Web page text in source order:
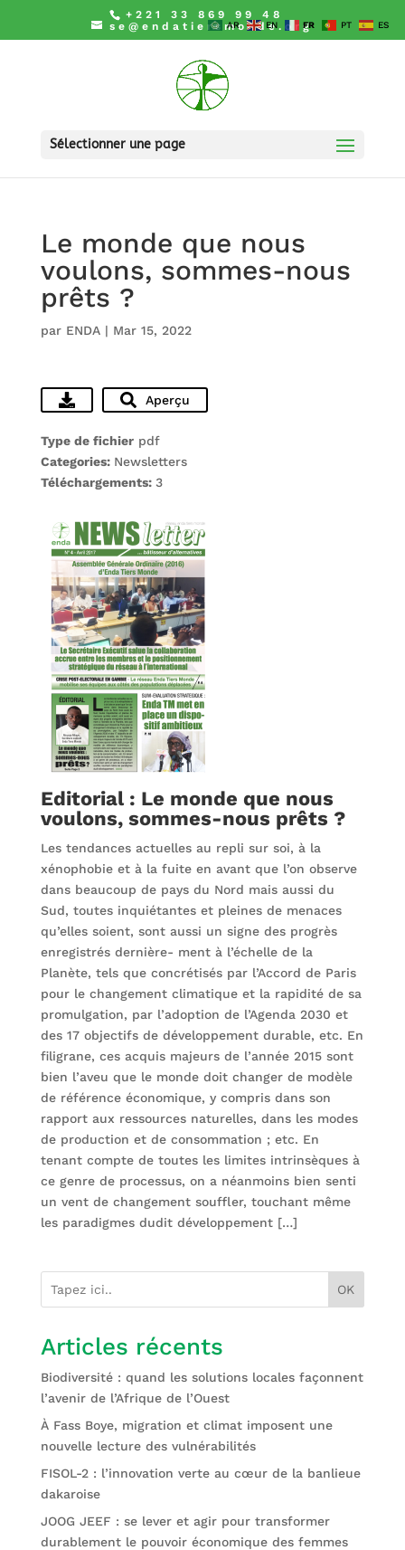
+221 33 869 99 48
se@endatiersmonde.org
Sélectionner une page
Le monde que nous
voulons, sommes-nous
prêts ?
par ENDA| Mar 15, 2022
Editorial : Le monde que nous
voulons, sommes-nous prêts ?
Les tendances actuelles au repli sur soi, à la
xénophobie et à la fuite en avant que l’on observe
dans beaucoup de pays du Nord mais aussi du
Sud, toutes inquiétantes et pleines de menaces
qu’elles soient, sont aussi un signe des progrès
enregistrés dernière- ment à l’échelle de la
Planète, tels que concrétisés par l’Accord de Paris
pour le changement climatique et la rapidité de sa
promulgation, par l’adoption de l’Agenda 2030 et
des 17 objectifs de développement durable, etc. En
filigrane, ces acquis majeurs de l’année 2015 sont
bien l’aveu que le monde doit changer de modèle
de référence économique, y compris dans son
rapport aux ressources naturelles, dans les modes
de production et de consommation ; etc. En
tenant compte de toutes les limites intrinsèques à
ce genre de processus, on a néanmoins bien senti
un vent de changement souffler, touchant même
les paradigmes dudit développement […]
Aperçu
Type de fichierpdf
Categories: Newsletters
Téléchargements: 3
OK
Articles récents
Biodiversité : quand les solutions locales façonnent
l’avenir de l’Afrique de l’Ouest
À Fass Boye, migration et climat imposent une
nouvelle lecture des vulnérabilités
FISOL-2 : l’innovation verte au cœur de la banlieue
dakaroise
JOOG JEEF : se lever et agir pour transformer
durablement le pouvoir économique des femmes
AR EN FR PT ES